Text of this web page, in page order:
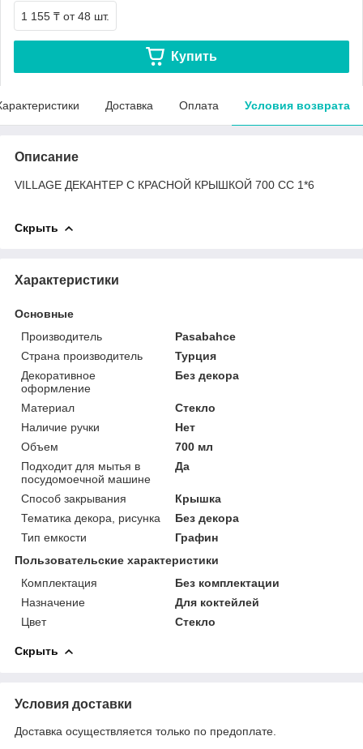
1 155 ₸ от 48 шт.
Купить
Доставка Оплата Условия возврата
Описание
VILLAGE ДЕКАНТЕР С КРАСНОЙ КРЫШКОЙ 700 СС 1*6
Скрыть
Характеристики
Основные
Производитель
Pasabahce
Страна производитель
Турция
Декоративное
оформление
Без декора
Материал
Стекло
Наличие ручки
Нет
Объем
700 мл
Подходит для мытья в
посудомоечной машине
Да
Способ закрывания
Крышка
Тематика декора, рисунка
Без декора
Тип емкости
Графин
Пользовательские характеристики
Комплектация
Без комплектации
Назначение
Для коктейлей
Цвет
Стекло
Скрыть
Условия доставки
Доставка осуществляется только по предоплате.